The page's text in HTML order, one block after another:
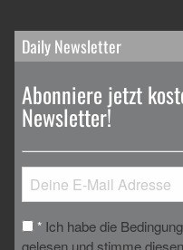
Daily Newsletter
Abonniere jetzt
Newsletter!
* Ich habe die